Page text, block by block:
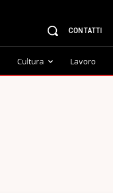
CONTATTI
Cultura Lavoro